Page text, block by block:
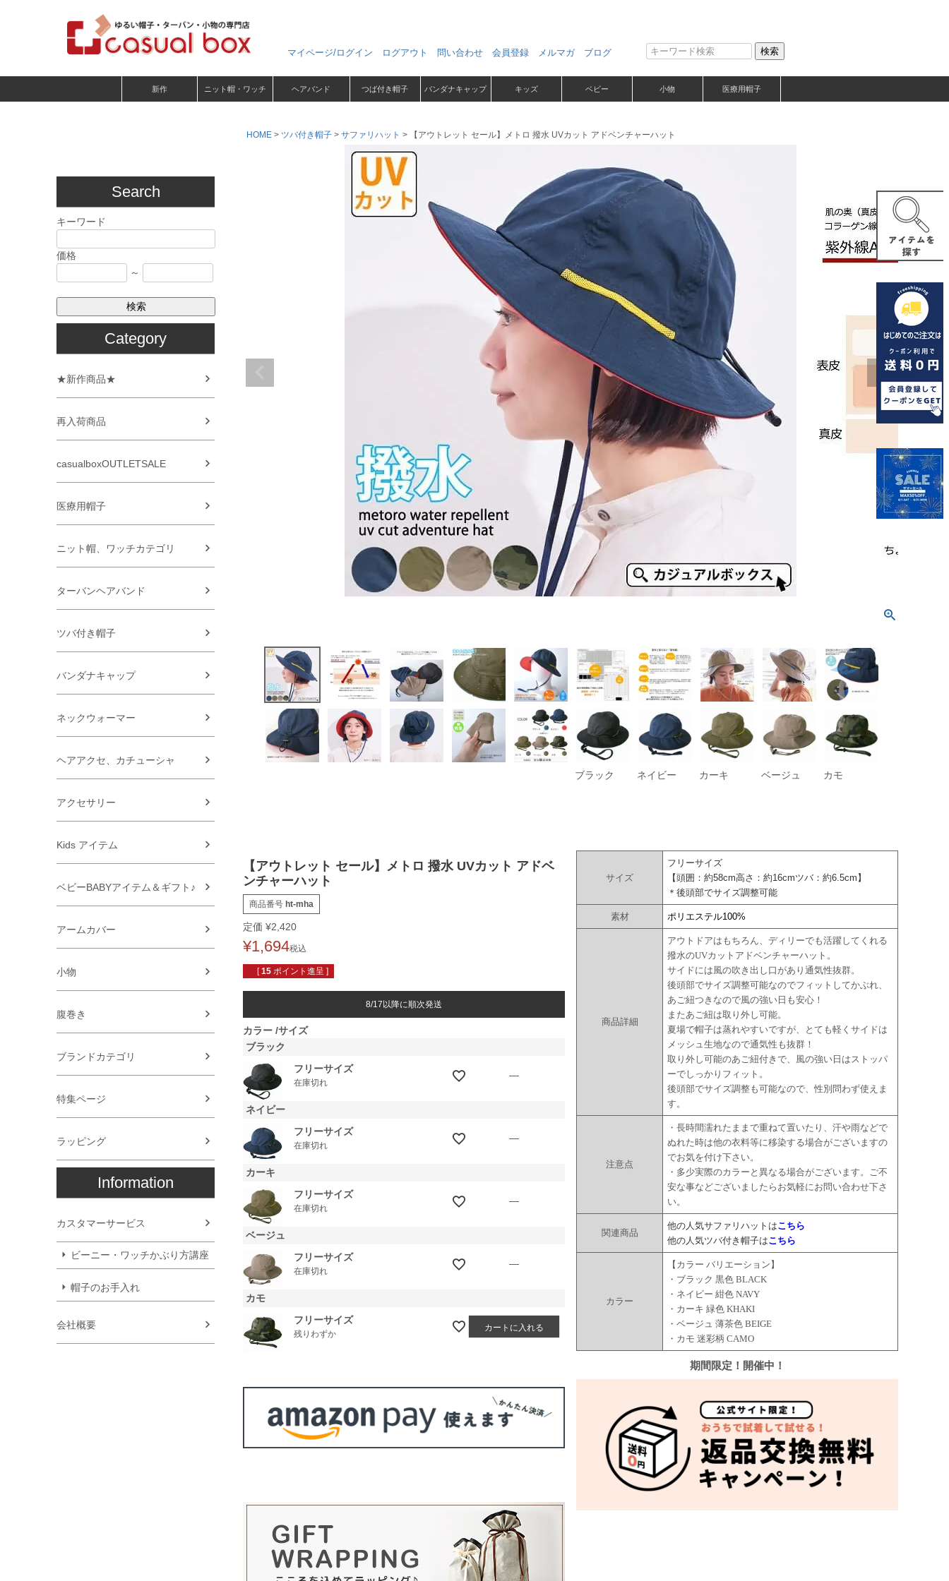
マイページ/ログイン ログアウト 問い合わせ 会員登録 メルマガ ブログ 検索
新作 ニット帽・ワッチ ヘアバンド つば付き帽子 バンダナキャップ キッズ ベビー 小物 医療用帽子
Search
キーワード
価格
～
検索
Category
★新作商品★
再入荷商品
casualboxOUTLETSALE
医療用帽子
ニット帽、ワッチカテゴリ
ターバンヘアバンド
ツバ付き帽子
バンダナキャップ
ネックウォーマー
ヘアアクセ、カチューシャ
アクセサリー
Kids アイテム
ベビーBABYアイテム＆ギフト♪
アームカバー
小物
腹巻き
ブランドカテゴリ
特集ページ
ラッピング
Information
カスタマーサービス
ビーニー・ワッチかぶり方講座
帽子のお手入れ
会社概要
HOME ツバ付き帽子 サファリハット 【アウトレット セール】メトロ 撥水 UVカット アドベンチャーハット
ブラック ネイビー カーキ ベージュ カモ
【アウトレット セール】メトロ 撥水 UVカット アドベ
ンチャーハット
商品番号 ht-mha
定価 ¥2,420
¥1,694税込
[ 15 ポイント進呈 ]
8/17以降に順次発送
カラー サイズ
ブラック
フリーサイズ
在庫切れ
—
ネイビー
フリーサイズ
在庫切れ
—
カーキ
フリーサイズ
在庫切れ
—
ベージュ
フリーサイズ
在庫切れ
—
カモ
フリーサイズ
残りわずか
カートに入れる
サイズ
フリーサイズ
【頭囲：約58cm高さ：約16cmツバ：約6.5cm】
＊後頭部でサイズ調整可能
素材 ポリエステル100%
商品詳細
アウトドアはもちろん、ディリーでも活躍してくれる
撥水のUVカットアドベンチャーハット。
サイドには風の吹き出し口があり通気性抜群。
後頭部でサイズ調整可能なのでフィットしてかぶれ、
あご紐つきなので風の強い日も安心！
またあご紐は取り外し可能。
夏場で帽子は蒸れやすいですが、とても軽くサイドは
メッシュ生地なので通気性も抜群！
取り外し可能のあご紐付きで、風の強い日はストッパ
ーでしっかりフィット。
後頭部でサイズ調整も可能なので、性別問わず使えま
す。
注意点
・長時間濡れたままで重ねて置いたり、汗や雨などで
ぬれた時は他の衣料等に移染する場合がございますの
でお気を付け下さい。
・多少実際のカラーと異なる場合がございます。ご不
安な事などございましたらお気軽にお問い合わせ下さ
い。
関連商品
他の人気サファリハットはこちら
他の人気ツバ付き帽子はこちら
カラー
【カラー バリエーション】
・ブラック 黒色 BLACK
・ネイビー 紺色 NAVY
・カーキ 緑色 KHAKI
・ベージュ 薄茶色 BEIGE
・カモ 迷彩柄 CAMO
期間限定！開催中！